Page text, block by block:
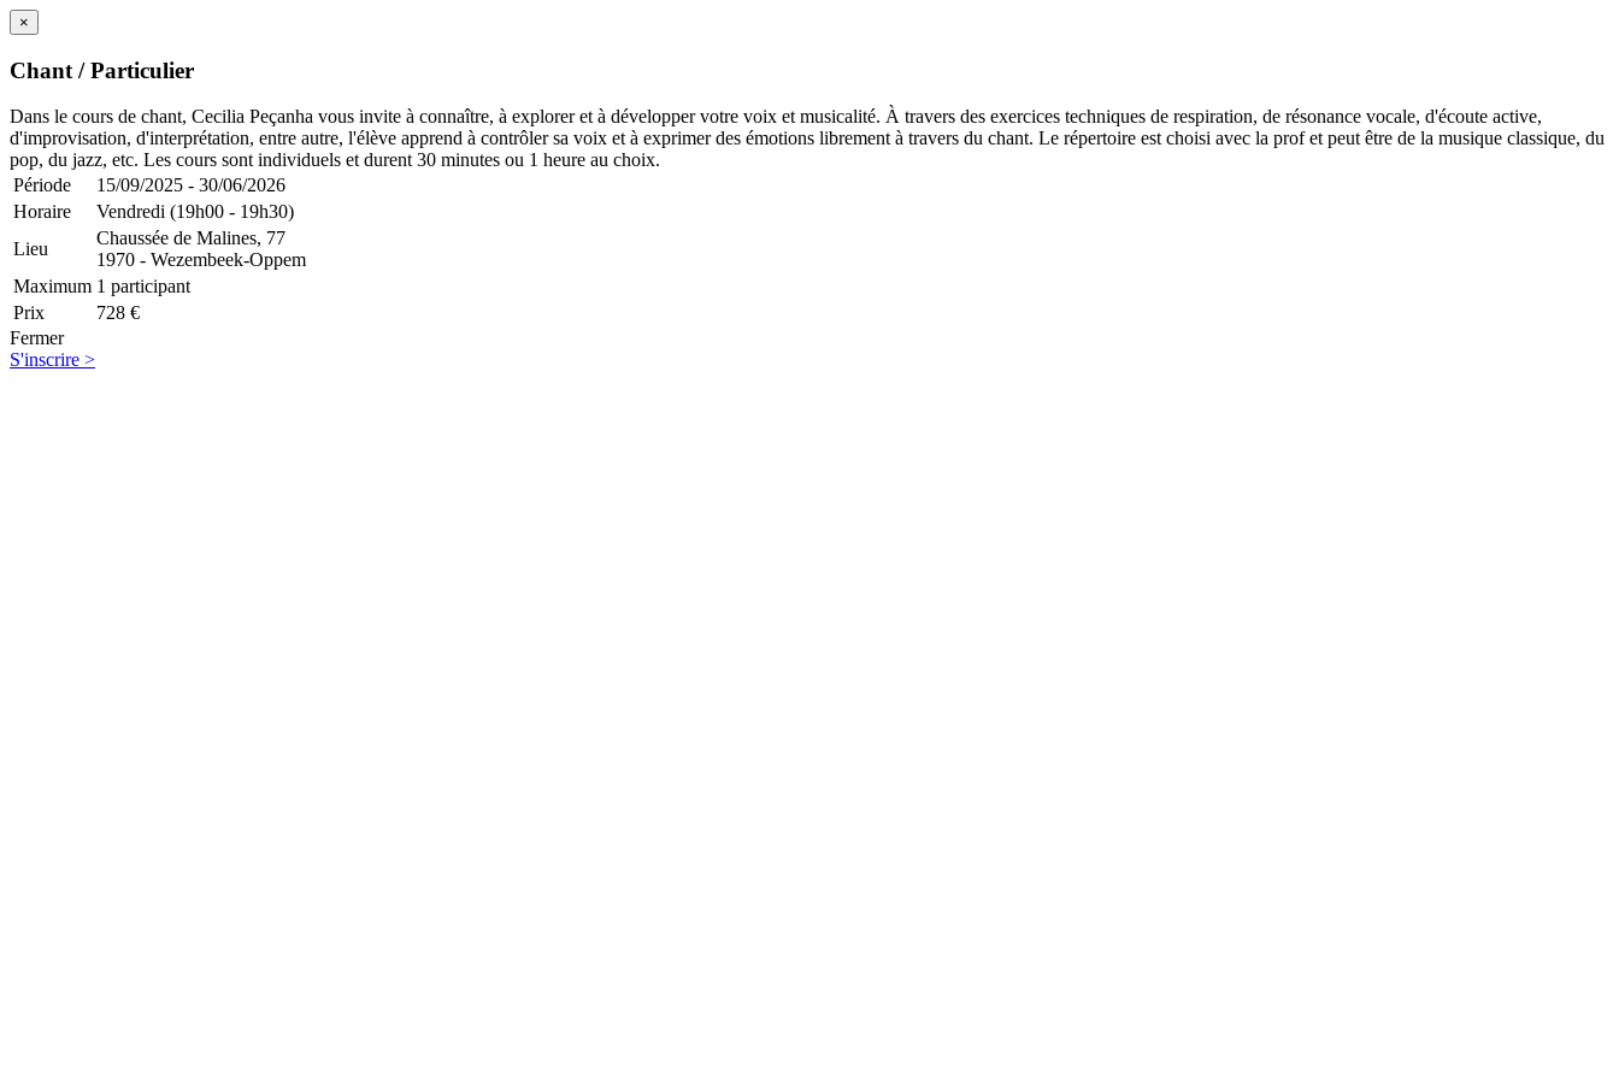
×
Chant / Particulier
Dans le cours de chant, Cecilia Peçanha vous invite à connaître, à explorer et à développer votre voix et musicalité. À travers des exercices techniques de respiration, de résonance vocale, d'écoute active,
d'improvisation, d'interprétation, entre autre, l'élève apprend à contrôler sa voix et à exprimer des émotions librement à travers du chant. Le répertoire est choisi avec la prof et peut être de la musique classique, du
pop, du jazz, etc. Les cours sont individuels et durent 30 minutes ou 1 heure au choix.
Période
15/09/2025 - 30/06/2026
Horaire
Vendredi (19h00 - 19h30)
Lieu
Chaussée de Malines, 77
1970 - Wezembeek-Oppem
Maximum 1 participant
Prix
728 €
Fermer
S'inscrire >